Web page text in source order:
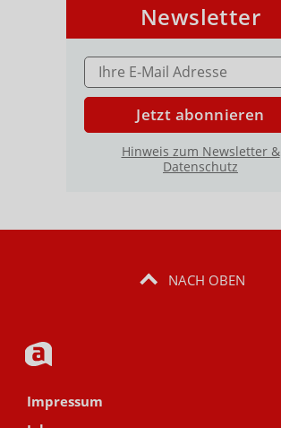
Newsletter
E-MAIL ADRESSE
Jetzt abonnieren
Hinweis zum Newsletter &
Datenschutz
NACH OBEN
Impressum